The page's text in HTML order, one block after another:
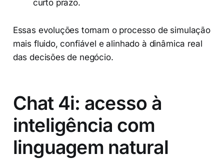
curto prazo.
Essas evoluções tornam o processo de simulação
mais fluido, confiável e alinhado à dinâmica real
das decisões de negócio.
Chat 4i: acesso à
inteligência com
linguagem natural